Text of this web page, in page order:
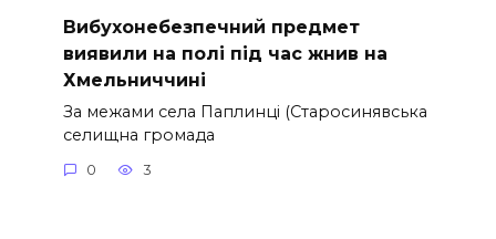
Вибухонебезпечний предмет
виявили на полі під час жнив на
Хмельниччині
За межами села Паплинці (Старосинявська
селищна громада
0 3